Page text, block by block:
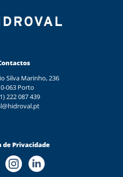
Silva Marinho, 236
063 Porto
222 087 439
de Privacidade